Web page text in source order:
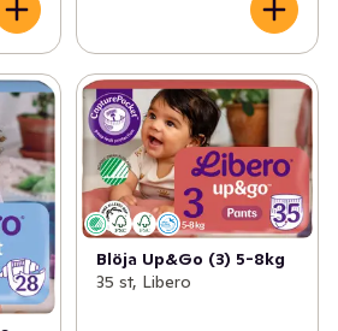
Blöja Up&Go (3) 5-8kg
35 st, Libero